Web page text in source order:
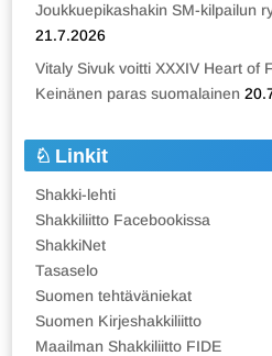
Joukkuepikashakin SM-kilpailun
21.7.2026
Vitaly Sivuk voitti XXXIV Heart of
Keinänen paras suomalainen
Linkit
Shakki-lehti
Shakkiliitto Facebookissa
ShakkiNet
Tasaselo
Suomen tehtäväniekat
Suomen Kirjeshakkiliitto
Maailman Shakkiliitto FIDE